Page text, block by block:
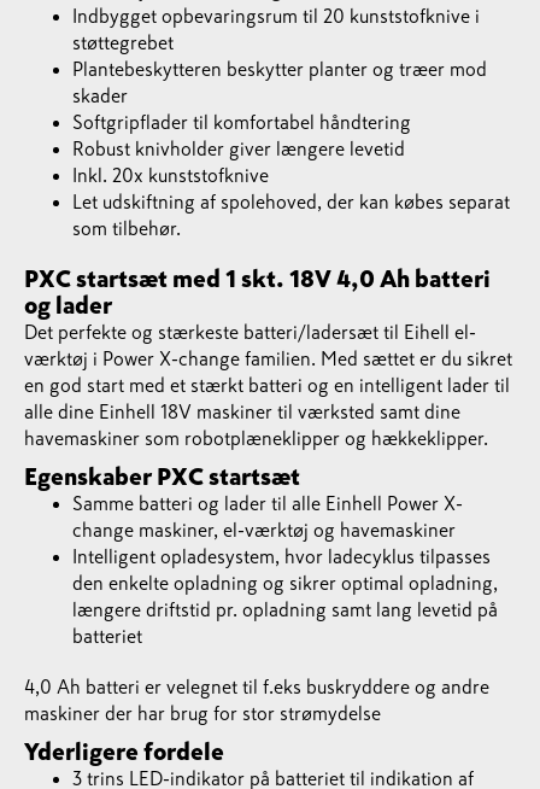
Indbygget opbevaringsrum til 20 kunststofknive i
støttegrebet
Plantebeskytteren beskytter planter og træer mod
skader
Softgripflader til komfortabel håndtering
Robust knivholder giver længere levetid
Inkl. 20x kunststofknive
Let udskiftning af spolehoved, der kan købes separat
som tilbehør.
PXC startsæt med 1 skt. 18V 4,0 Ah batteri
og lader
Det perfekte og stærkeste batteri/ladersæt til Eihell el-
værktøj i Power X-change familien. Med sættet er du sikret
en god start med et stærkt batteri og en intelligent lader til
alle dine Einhell 18V maskiner til værksted samt dine
havemaskiner som robotplæneklipper og hækkeklipper.
Egenskaber PXC startsæt
Samme batteri og lader til alle Einhell Power X-
change maskiner, el-værktøj og havemaskiner
Intelligent opladesystem, hvor ladecyklus tilpasses
den enkelte opladning og sikrer optimal opladning,
længere driftstid pr. opladning samt lang levetid på
batteriet
4,0 Ah batteri er velegnet til f.eks buskryddere og andre
maskiner der har brug for stor strømydelse
Yderligere fordele
3 trins LED-indikator på batteriet til indikation af